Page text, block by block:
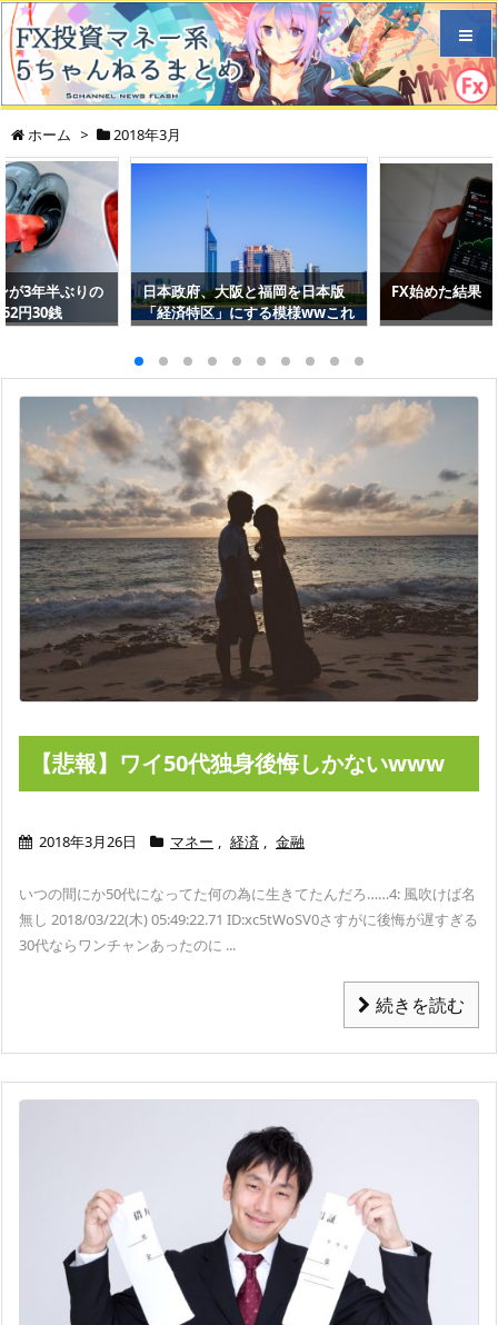
メニュ
前へ
次へ
ホーム > 2018年3月
が3年半ぶりの
円30銭
日本政府、大阪と福岡を日本版
「経済特区」にする模様wwこれ
もう香港・シンガポール抜くだ
ろ
FX始めた結果
【悲報】ワイ50代独身後悔しかないwww
2018年3月26日 マネー , 経済 , 金融
いつの間にか50代になってた何の為に生きてたんだろ……4: 風吹けば名
無し 2018/03/22(木) 05:49:22.71 ID:xc5tWoSV0さすがに後悔が遅すぎる
30代ならワンチャンあったのに ...
続きを読む